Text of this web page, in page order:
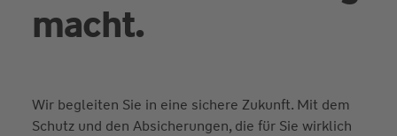
macht.
Wir begleiten Sie in eine sichere Zukunft. Mit dem
Schutz und den Absicherungen, die für Sie wirklich